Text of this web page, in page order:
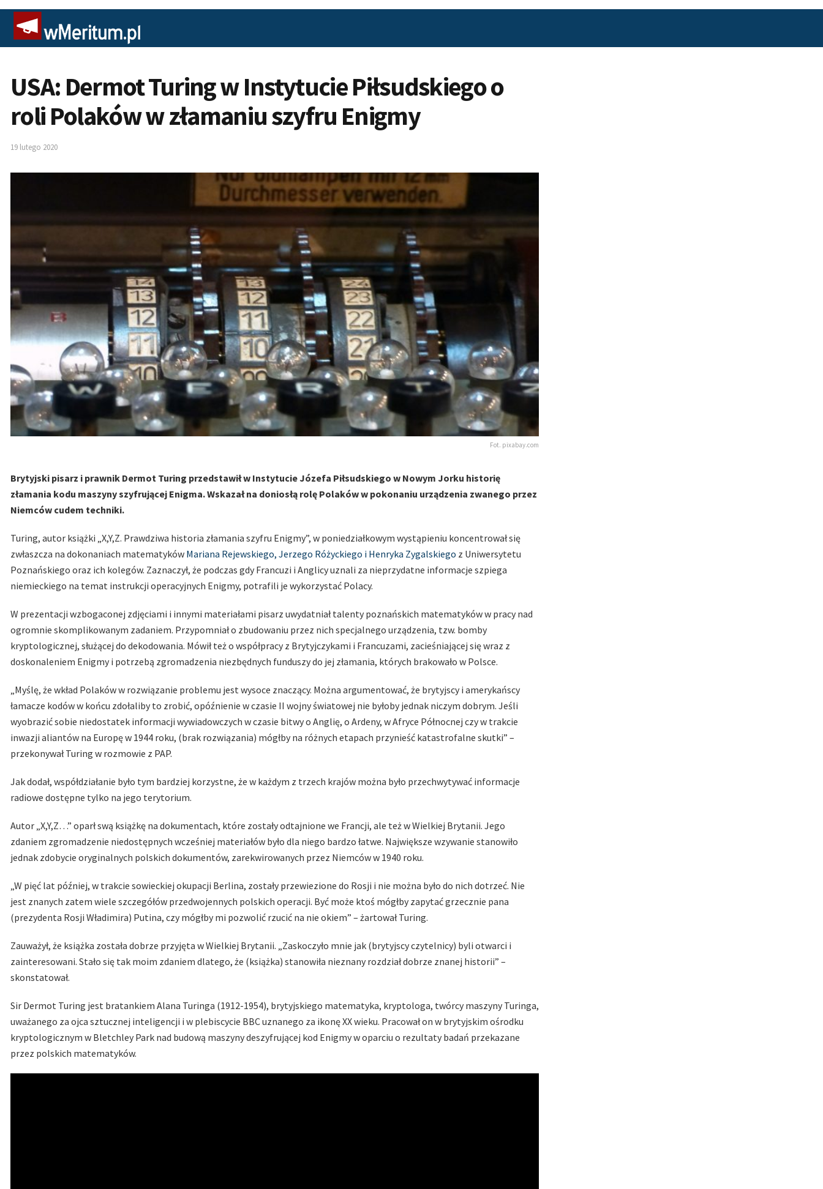
USA: Dermot Turing w Instytucie Piłsudskiego o
roli Polaków w złamaniu szyfru Enigmy
19 lutego 2020
Fot. pixabay.com
Brytyjski pisarz i prawnik Dermot Turing przedstawił w Instytucie Józefa Piłsudskiego w Nowym Jorku historię
złamania kodu maszyny szyfrującej Enigma. Wskazał na doniosłą rolę Polaków w pokonaniu urządzenia zwanego przez
Niemców cudem techniki.
Turing, autor książki „X,Y,Z. Prawdziwa historia złamania szyfru Enigmy”, w poniedziałkowym wystąpieniu koncentrował się
zwłaszcza na dokonaniach matematyków Mariana Rejewskiego, Jerzego Różyckiego i Henryka Zygalskiego z Uniwersytetu
Poznańskiego oraz ich kolegów. Zaznaczył, że podczas gdy Francuzi i Anglicy uznali za nieprzydatne informacje szpiega
niemieckiego na temat instrukcji operacyjnych Enigmy, potrafili je wykorzystać Polacy.
W prezentacji wzbogaconej zdjęciami i innymi materiałami pisarz uwydatniał talenty poznańskich matematyków w pracy nad
ogromnie skomplikowanym zadaniem. Przypomniał o zbudowaniu przez nich specjalnego urządzenia, tzw. bomby
kryptologicznej, służącej do dekodowania. Mówił też o współpracy z Brytyjczykami i Francuzami, zacieśniającej się wraz z
doskonaleniem Enigmy i potrzebą zgromadzenia niezbędnych funduszy do jej złamania, których brakowało w Polsce.
„Myślę, że wkład Polaków w rozwiązanie problemu jest wysoce znaczący. Można argumentować, że brytyjscy i amerykańscy
łamacze kodów w końcu zdołaliby to zrobić, opóźnienie w czasie II wojny światowej nie byłoby jednak niczym dobrym. Jeśli
wyobrazić sobie niedostatek informacji wywiadowczych w czasie bitwy o Anglię, o Ardeny, w Afryce Północnej czy w trakcie
inwazji aliantów na Europę w 1944 roku, (brak rozwiązania) mógłby na różnych etapach przynieść katastrofalne skutki” –
przekonywał Turing w rozmowie z PAP.
Jak dodał, współdziałanie było tym bardziej korzystne, że w każdym z trzech krajów można było przechwytywać informacje
radiowe dostępne tylko na jego terytorium.
Autor „X,Y,Z…” oparł swą książkę na dokumentach, które zostały odtajnione we Francji, ale też w Wielkiej Brytanii. Jego
zdaniem zgromadzenie niedostępnych wcześniej materiałów było dla niego bardzo łatwe. Największe wzywanie stanowiło
jednak zdobycie oryginalnych polskich dokumentów, zarekwirowanych przez Niemców w 1940 roku.
„W pięć lat później, w trakcie sowieckiej okupacji Berlina, zostały przewiezione do Rosji i nie można było do nich dotrzeć. Nie
jest znanych zatem wiele szczegółów przedwojennych polskich operacji. Być może ktoś mógłby zapytać grzecznie pana
(prezydenta Rosji Władimira) Putina, czy mógłby mi pozwolić rzucić na nie okiem” – żartował Turing.
Zauważył, że książka została dobrze przyjęta w Wielkiej Brytanii. „Zaskoczyło mnie jak (brytyjscy czytelnicy) byli otwarci i
zainteresowani. Stało się tak moim zdaniem dlatego, że (książka) stanowiła nieznany rozdział dobrze znanej historii” –
skonstatował.
Sir Dermot Turing jest bratankiem Alana Turinga (1912-1954), brytyjskiego matematyka, kryptologa, twórcy maszyny Turinga,
uważanego za ojca sztucznej inteligencji i w plebiscycie BBC uznanego za ikonę XX wieku. Pracował on w brytyjskim ośrodku
kryptologicznym w Bletchley Park nad budową maszyny deszyfrującej kod Enigmy w oparciu o rezultaty badań przekazane
przez polskich matematyków.